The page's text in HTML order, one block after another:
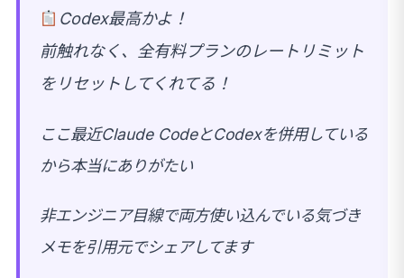
Codex最高かよ！
前触れなく、全有料プランのレートリミット
をリセットしてくれてる！
ここ最近Claude CodeとCodexを併用している
から本当にありがたい
非エンジニア目線で両方使い込んでいる気づき
メモを引用元でシェアしてます